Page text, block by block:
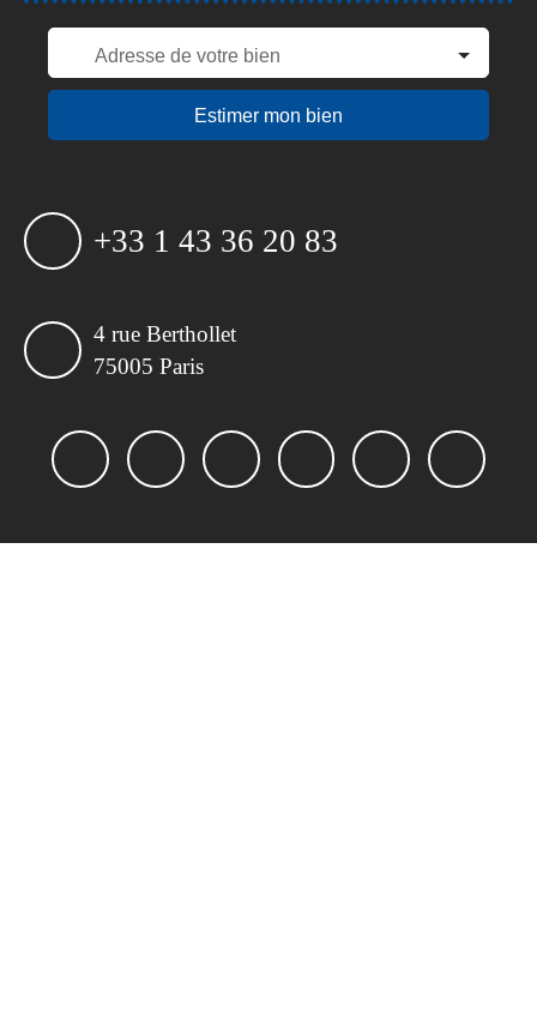
Adresse de votre bien
Estimer mon bien
+33 1 43 36 20 83
4 rue Berthollet
75005 Paris